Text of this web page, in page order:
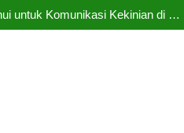
untuk Komunikasi Kekinian di EF
EFEKTA English for Adults
BERKARYA & BERDAYA